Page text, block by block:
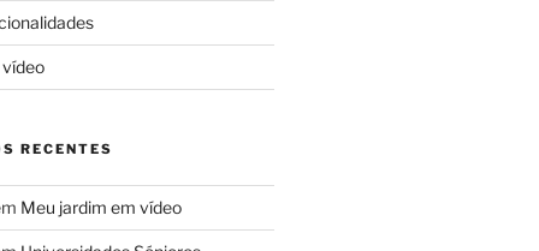
RECENTES
Meu jardim em vídeo